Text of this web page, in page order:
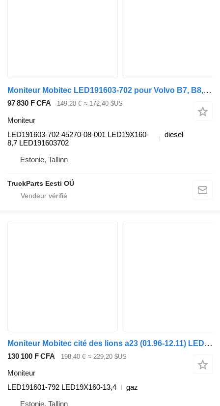
Moniteur Mobitec LED191603-702 pour Volvo B7, B8, B9, B12 bus (2005-)
97 830 F CFA 149,20 € ≈ 172,40 $US
Moniteur
LED191603-702 45270-08-001 LED19X160-
8,7 LED191603702
diesel
Estonie, Tallinn
TruckParts Eesti OÜ
Moniteur Mobitec cité des lions a23 (01.96-12.11) LED191601-792 pour MAN Lion's bus (1991-)
130 100 F CFA 198,40 € ≈ 229,20 $US
Moniteur
LED191601-792 LED19X160-13,4
gaz
Estonie, Tallinn